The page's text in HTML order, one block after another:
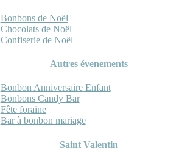
Bonbons de Noël
Chocolats de Noël
Confiserie de Noël
Autres évenements
Bonbon Anniversaire Enfant
Bonbons Candy Bar
Fête foraine
Bar à bonbon mariage
Saint Valentin